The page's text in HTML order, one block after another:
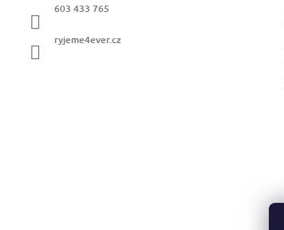
603 433 765
ryjeme4ever.cz